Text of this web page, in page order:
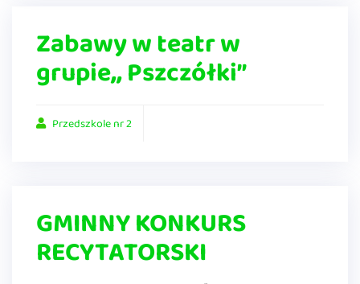
Zabawy w teatr w
grupie,, Pszczółki”
Przedszkole nr 2
GMINNY KONKURS
RECYTATORSKI